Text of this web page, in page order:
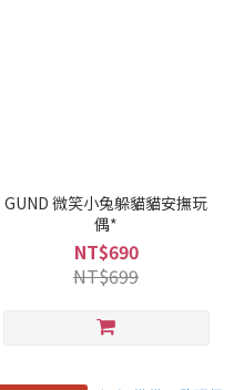
GUND 微笑小兔躲貓貓安撫玩
偶*
NT$690
NT$699